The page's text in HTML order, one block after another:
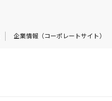
企業情報（コーポレートサイト）